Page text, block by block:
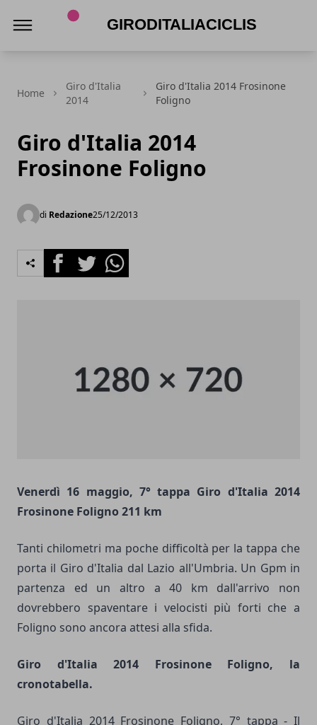
Home
Giro d'Italia
2014
Giro d'Italia 2014 Frosinone
Foligno
Giro d'Italia 2014
Frosinone Foligno
di Redazione25/12/2013
FacebookTwitterWhatsapp
Venerdì 16 maggio, 7° tappa Giro d'Italia 2014
Frosinone Foligno 211 km
Tanti chilometri ma poche difficoltà per la tappa che
porta il Giro d'Italia dal Lazio all'Umbria. Un Gpm in
partenza ed un altro a 40 km dall'arrivo non
dovrebbero spaventare i velocisti più forti che a
Foligno sono ancora attesi alla sfida.
Giro d'Italia 2014 Frosinone Foligno, la
cronotabella.
Giro d'Italia 2014 Frosinone Foligno, 7° tappa - Il